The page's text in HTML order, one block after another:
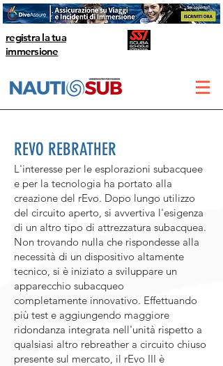
registra la tua
immersione
REVO REBRATHER
L'interesse per le esplorazioni subacquee
e per la tecnologia ha portato alla
creazione del rEvo. Dopo lungo utilizzo
del circuito aperto, si avvertiva l'esigenza
di un altro tipo di attrezzatura subacquea.
Non trovando nulla che rispondesse alla
necessità di un dispositivo altamente
tecnico, si è iniziato a sviluppare un
apparecchio subacqueo
completamente innovativo. Effettuando
più test e aggiungendo maggiore
ridondanza integrata nell'unità rispetto a
qualsiasi altro rebreather a circuito chiuso
presente sul mercato, il rEvo III è